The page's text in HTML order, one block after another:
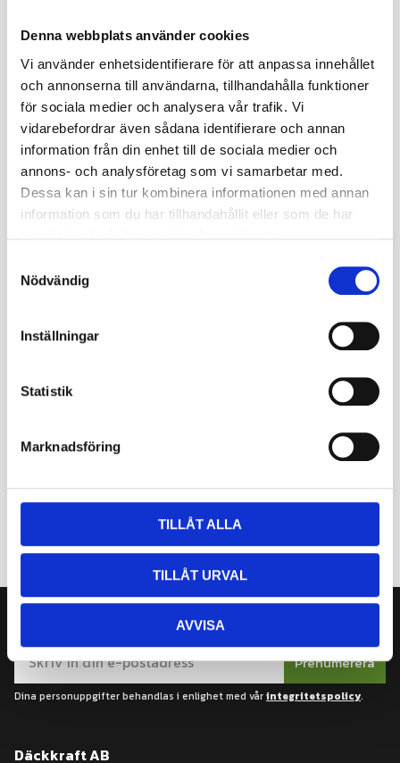
Denna webbplats använder cookies
Vi använder enhetsidentifierare för att anpassa innehållet
och annonserna till användarna, tillhandahålla funktioner
för sociala medier och analysera vår trafik. Vi
vidarebefordrar även sådana identifierare och annan
information från din enhet till de sociala medier och
annons- och analysföretag som vi samarbetar med.
Dessa kan i sin tur kombinera informationen med annan
information som du har tillhandahållit eller som de har
Nödvändig
Inställningar
Statistik
Marknadsföring
TILLÅT ALLA
TILLÅT URVAL
AVVISA
Klassiskt däck med allroundmönster för atv och UTV som har
Dubbat med 120st dubb som är limmade.
Diagonal-däck.
6PR.
20mm mönsterdjup.
OBS, Bilden visar ett odubbat däck. Men däcket levereras
dubbat och klart att användas.
Specifikationer
Prenumerera
Dina personuppgifter behandlas i enlighet med vårintegritetspolicy.
Däckkraft AB